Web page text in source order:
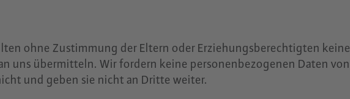
ohne Zustimmung der Eltern oder Erziehungsberechtigten keine
uns übermitteln. Wir fordern keine personenbezogenen Daten von
und geben sie nicht an Dritte weiter.